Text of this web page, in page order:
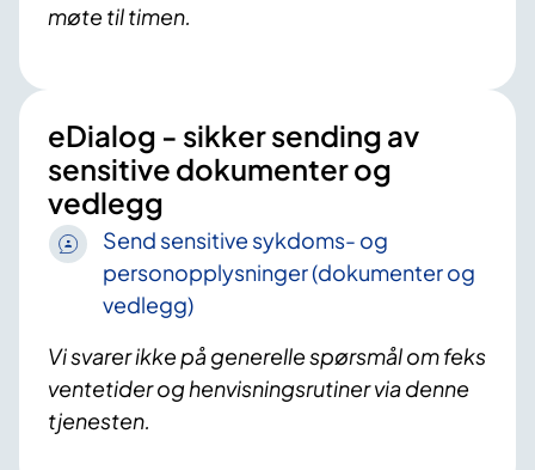
møte til timen.
eDialog - sikker sending av
sensitive dokumenter og
vedlegg
Send sensitive sykdoms- og
personopplysninger (dokumenter og
vedlegg)
Vi svarer ikke på generelle spørsmål om feks
ventetider og henvisningsrutiner via denne
tjenesten.